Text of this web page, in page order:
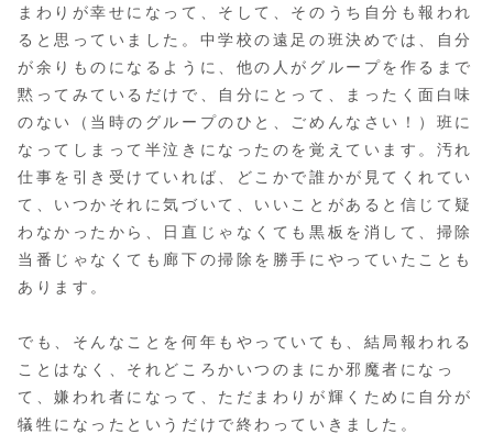
まわりが幸せになって、そして、そのうち自分も報われ
ると思っていました。中学校の遠足の班決めでは、自分
が余りものになるように、他の人がグループを作るまで
黙ってみているだけで、自分にとって、まったく面白味
のない（当時のグループのひと、ごめんなさい！）班に
なってしまって半泣きになったのを覚えています。汚れ
仕事を引き受けていれば、どこかで誰かが見てくれてい
て、いつかそれに気づいて、いいことがあると信じて疑
わなかったから、日直じゃなくても黒板を消して、掃除
当番じゃなくても廊下の掃除を勝手にやっていたことも
あります。
でも、そんなことを何年もやっていても、結局報われる
ことはなく、それどころかいつのまにか邪魔者になっ
て、嫌われ者になって、ただまわりが輝くために自分が
犠牲になったというだけで終わっていきました。